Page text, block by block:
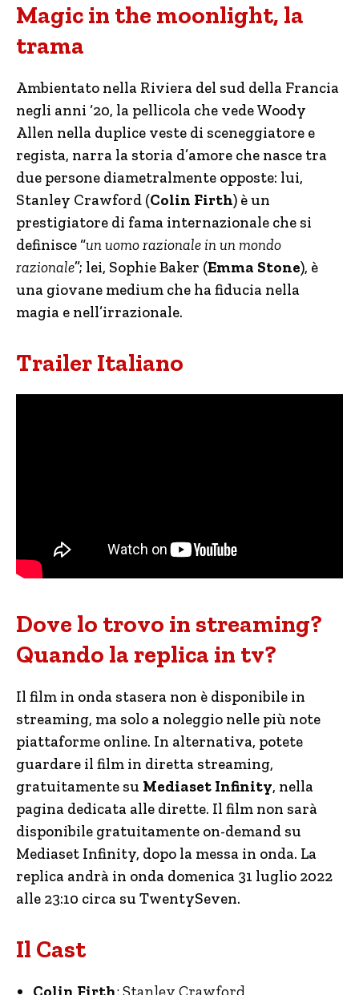
Magic in the moonlight, la
trama
Ambientato nella Riviera del sud della Francia
negli anni ‘20, la pellicola che vede Woody
Allen nella duplice veste di sceneggiatore e
regista, narra la storia d’amore che nasce tra
due persone diametralmente opposte: lui,
Stanley Crawford (Colin Firth) è un
prestigiatore di fama internazionale che si
definisce “un uomo razionale in un mondo
razionale”; lei, Sophie Baker (Emma Stone), è
una giovane medium che ha fiducia nella
magia e nell’irrazionale.
Trailer Italiano
Dove lo trovo in streaming?
Quando la replica in tv?
Il film in onda stasera non è disponibile in
streaming, ma solo a noleggio nelle più note
piattaforme online. In alternativa, potete
guardare il film in diretta streaming,
gratuitamente su Mediaset Infinity, nella
pagina dedicata alle dirette. Il film non sarà
disponibile gratuitamente on-demand su
Mediaset Infinity, dopo la messa in onda. La
replica andrà in onda domenica 31 luglio 2022
alle 23:10 circa su TwentySeven.
Il Cast
Colin Firth: Stanley Crawford